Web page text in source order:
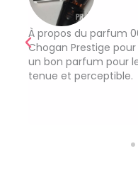
À propos du parfum
Chogan Prestige
un bon parfum pour
tenue et perceptible.